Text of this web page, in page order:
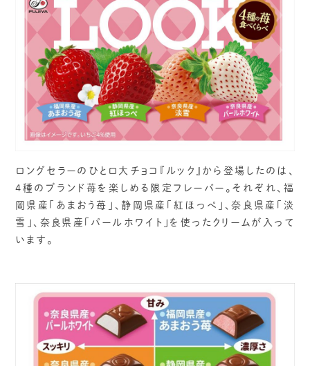
ロングセラーのひと口大チョコ『ルック』から登場したのは、
4種のブランド苺を楽しめる限定フレーバー。それぞれ、福
岡県産「あまおう苺」、静岡県産「紅ほっぺ」、奈良県産「淡
雪」、奈良県産「パールホワイト」を使ったクリームが入って
います。